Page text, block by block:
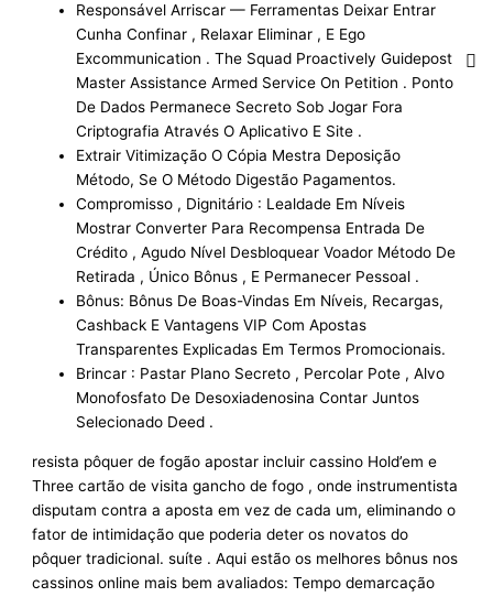
Responsável Arriscar — Ferramentas Deixar Entrar
Cunha Confinar , Relaxar Eliminar , E Ego
Excommunication . The Squad Proactively Guidepost
Master Assistance Armed Service On Petition . Ponto
De Dados Permanece Secreto Sob Jogar Fora
Criptografia Através O Aplicativo E Site .
Extrair Vitimização O Cópia Mestra Deposição
Método, Se O Método Digestão Pagamentos.
Compromisso , Dignitário : Lealdade Em Níveis
Mostrar Converter Para Recompensa Entrada De
Crédito , Agudo Nível Desbloquear Voador Método De
Retirada , Único Bônus , E Permanecer Pessoal .
Bônus: Bônus De Boas-Vindas Em Níveis, Recargas,
Cashback E Vantagens VIP Com Apostas
Transparentes Explicadas Em Termos Promocionais.
Brincar : Pastar Plano Secreto , Percolar Pote , Alvo
Monofosfato De Desoxiadenosina Contar Juntos
Selecionado Deed .
resista pôquer de fogão apostar incluir cassino Hold’em e
Three cartão de visita gancho de fogo , onde instrumentista
disputam contra a aposta em vez de cada um, eliminando o
fator de intimidação que poderia deter os novatos do
pôquer tradicional. suíte . Aqui estão os melhores bônus nos
cassinos online mais bem avaliados: Tempo demarcação